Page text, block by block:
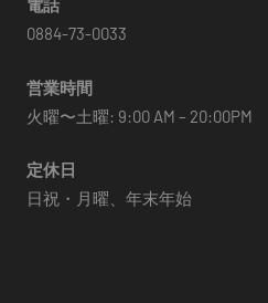
電話
0884-73-0033
営業時間
火曜〜土曜: 9:00 AM – 20:00PM
定休日
日祝・月曜、年末年始